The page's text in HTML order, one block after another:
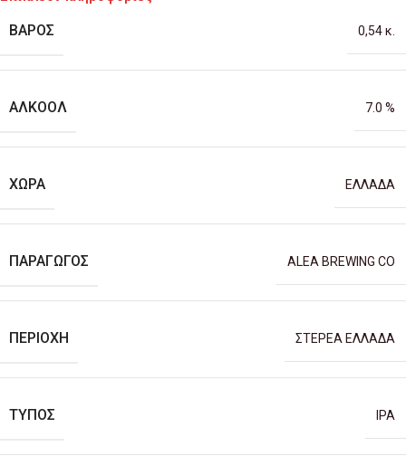
ΒΆΡΟΣ 0,54 κ.
ΑΛΚΟΌΛ 7.0 %
ΧΏΡΑ ΕΛΛΑΔΑ
ΠΑΡΑΓΩΓΌΣ ALEA BREWING CO
ΠΕΡΙΟΧΉ ΣΤΕΡΕΑ ΕΛΛΑΔΑ
ΤΎΠΟΣ IPA